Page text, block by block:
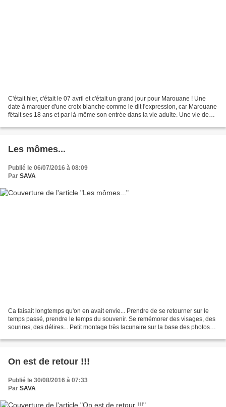
C'était hier, c'était le 07 avril et c'était un grand jour pour Marouane ! Une
date à marquer d'une croix blanche comme le dit l'expression, car Marouane
fêtait ses 18 ans et par là-même son entrée dans la vie adulte. Une vie de
Les mômes...
Publié le 06/07/2016 à 08:09
Par SAVA
Ca faisait longtemps qu'on en avait envie... Prendre de se retourner sur le
temps passé, prendre le temps du souvenir. Se remémorer des visages, des
sourires, des délires... Petit montage très lacunaire sur la base des photos
On est de retour !!!
Publié le 30/08/2016 à 07:33
Par SAVA